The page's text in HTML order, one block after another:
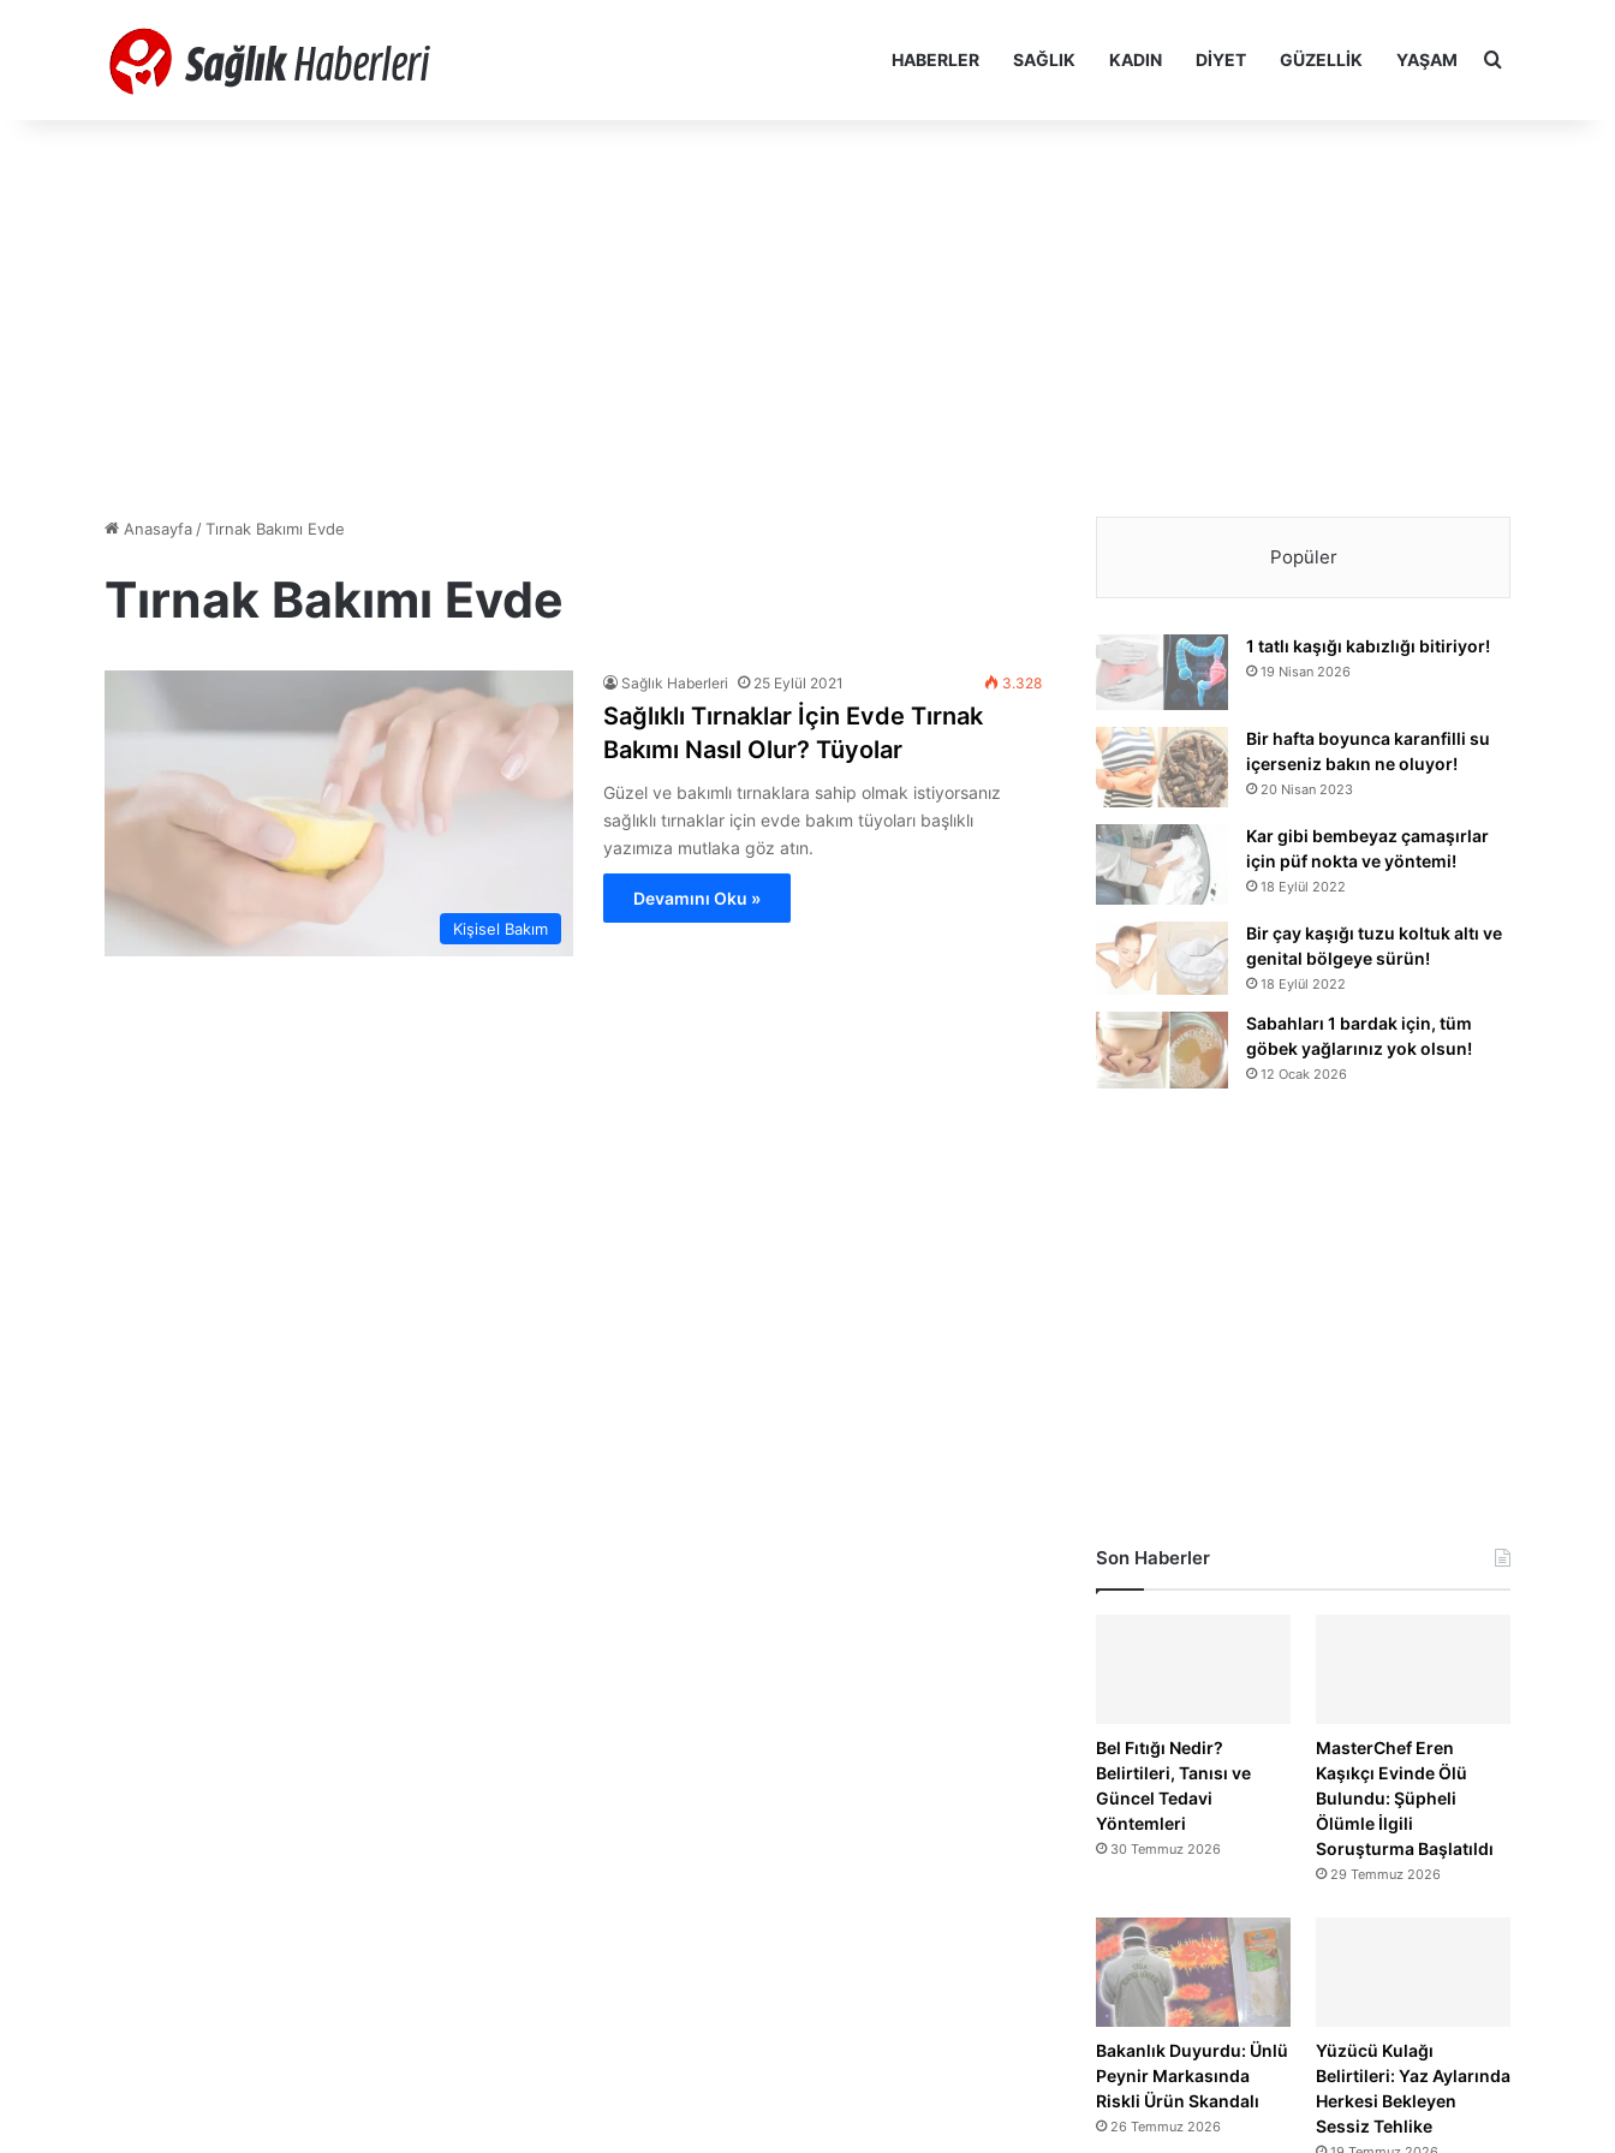
HABERLER SAĞLIK KADIN DIYET GÜZELLIK YAŞAM Arama yap
Anasayfa /Tırnak Bakımı Evde
Tırnak Bakımı Evde
Kişisel Bakım
Sağlık Haberleri 25 Eylül 2021 3.328
Sağlıklı Tırnaklar İçin Evde Tırnak
Bakımı Nasıl Olur? Tüyolar
Güzel ve bakımlı tırnaklara sahip olmak istiyorsanız
sağlıklı tırnaklar için evde bakım tüyoları başlıklı
yazımıza mutlaka göz atın.
Devamını Oku »
Popüler
1 tatlı kaşığı kabızlığı bitiriyor!
19 Nisan 2026
Bir hafta boyunca karanfilli su
içerseniz bakın ne oluyor!
20 Nisan 2023
Kar gibi bembeyaz çamaşırlar
için püf nokta ve yöntemi!
18 Eylül 2022
Bir çay kaşığı tuzu koltuk altı ve
genital bölgeye sürün!
18 Eylül 2022
Sabahları 1 bardak için, tüm
göbek yağlarınız yok olsun!
12 Ocak 2026
Son Haberler
Bel Fıtığı Nedir?
Belirtileri, Tanısı ve
Güncel Tedavi
Yöntemleri
30 Temmuz 2026
MasterChef Eren
Kaşıkçı Evinde Ölü
Bulundu: Şüpheli
Ölümle İlgili
Soruşturma Başlatıldı
29 Temmuz 2026
Bakanlık Duyurdu: Ünlü
Peynir Markasında
Riskli Ürün Skandalı
26 Temmuz 2026
Yüzücü Kulağı
Belirtileri: Yaz Aylarında
Herkesi Bekleyen
Sessiz Tehlike